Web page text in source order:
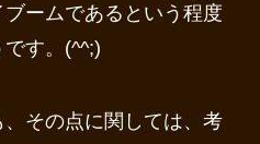
ームであるという程度
す。(^^;)
その点に関しては、考